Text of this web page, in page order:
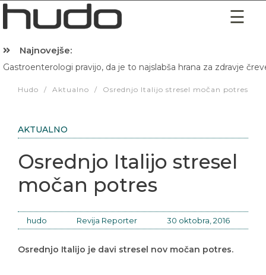
Najnovejše:
Gastroenterologi pravijo, da je to najslabša hrana za zdravje
Hudo / Aktualno / Osrednjo Italijo stresel močan potres
AKTUALNO
Osrednjo Italijo stresel
močan potres
hudo Revija Reporter 30 oktobra, 2016
Osrednjo Italijo je davi stresel nov močan potres.